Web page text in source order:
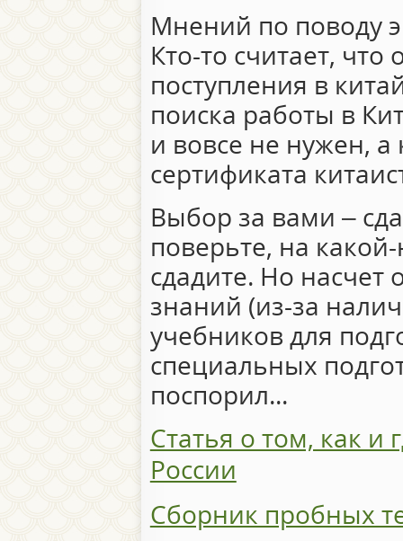
Мнений по поводу
Кто-то считает,
поступления в
поиска работы в
и вовсе не нужен, а
сертификата
Выбор за вами –
поверьте, на
сдадите. Но насчет
знаний (из-за
учебников для
специальных
поспорил...
Статья о том, как и
России
Сборник пробных